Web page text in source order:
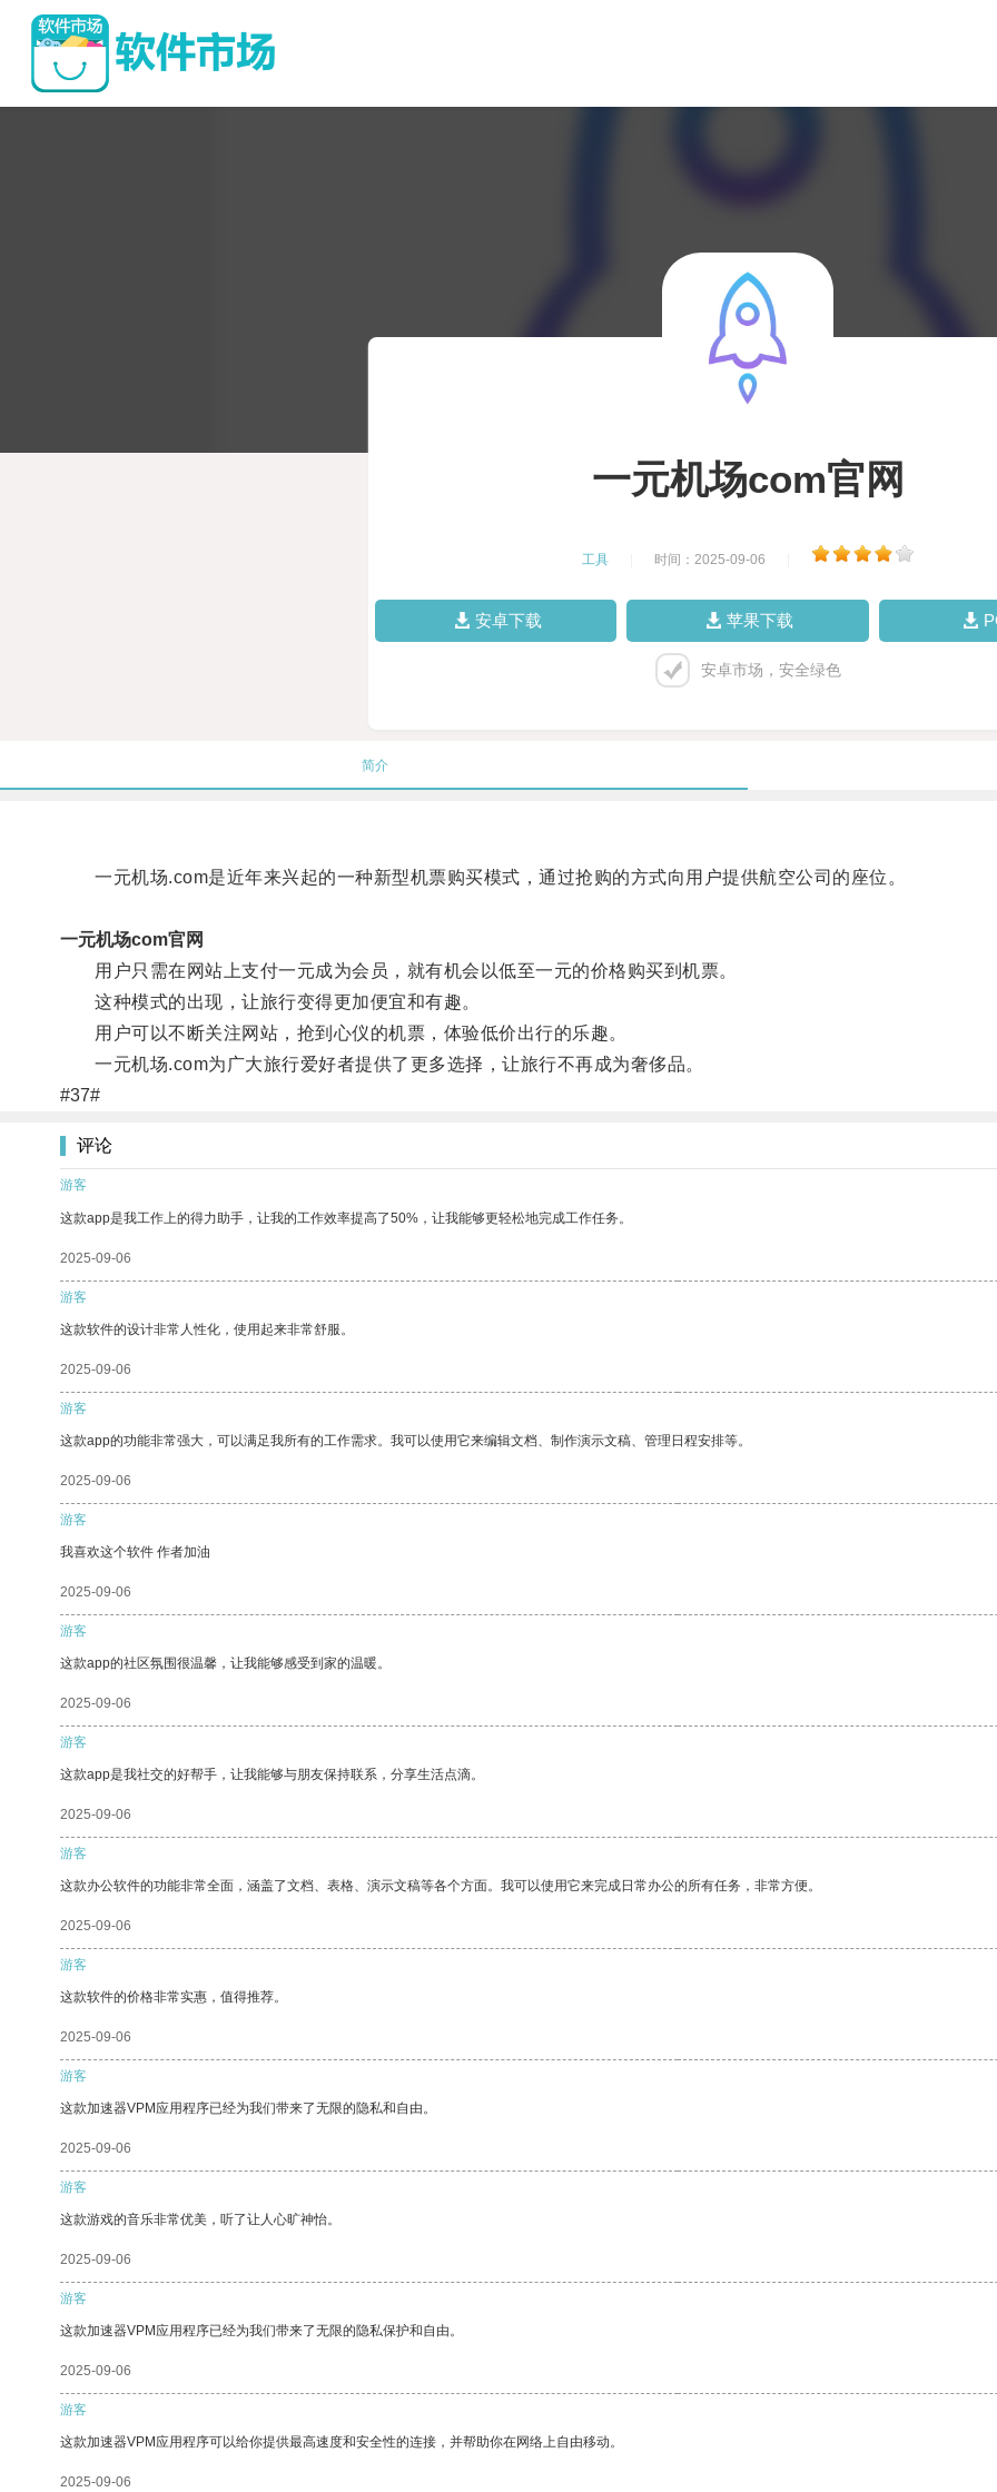
一元机场com官网
工具 时间：2025-09-06
安卓下载 苹果下载
安卓市场，安全绿色
简介
一元机场.com是近年来兴起的一种新型机票购买模式，通过抢购的方式向用户提供航空公司的座位。
一元机场com官网
用户只需在网站上支付一元成为会员，就有机会以低至一元的价格购买到机票。
这种模式的出现，让旅行变得更加便宜和有趣。
用户可以不断关注网站，抢到心仪的机票，体验低价出行的乐趣。
一元机场.com为广大旅行爱好者提供了更多选择，让旅行不再成为奢侈品。
#37#
评论
游客
这款app是我工作上的得力助手，让我的工作效率提高了50%，让我能够更轻松地完成工作任务。
2025-09-06
游客
这款软件的设计非常人性化，使用起来非常舒服。
2025-09-06
游客
这款app的功能非常强大，可以满足我所有的工作需求。我可以使用它来编辑文档、制作演示文稿、管理日程安排等。
2025-09-06
游客
我喜欢这个软件 作者加油
2025-09-06
游客
这款app的社区氛围很温馨，让我能够感受到家的温暖。
2025-09-06
游客
这款app是我社交的好帮手，让我能够与朋友保持联系，分享生活点滴。
2025-09-06
游客
这款办公软件的功能非常全面，涵盖了文档、表格、演示文稿等各个方面。我可以使用它来完成日常办公的所有任务，非常方便。
2025-09-06
游客
这款软件的价格非常实惠，值得推荐。
2025-09-06
游客
这款加速器VPM应用程序已经为我们带来了无限的隐私和自由。
2025-09-06
游客
这款游戏的音乐非常优美，听了让人心旷神怡。
2025-09-06
游客
这款加速器VPM应用程序已经为我们带来了无限的隐私保护和自由。
2025-09-06
游客
这款加速器VPM应用程序可以给你提供最高速度和安全性的连接，并帮助你在网络上自由移动。
2025-09-06